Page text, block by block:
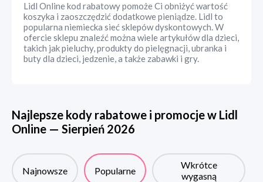
Lidl Online kod rabatowy pomoże Ci obniżyć wartość
koszyka i zaoszczędzić dodatkowe pieniądze. Lidl to
popularna niemiecka sieć sklepów dyskontowych. W
ofercie sklepu znaleźć można wiele artykułów dla dzieci,
takich jak pieluchy, produkty do pielęgnacji, ubranka i
buty dla dzieci, jedzenie, a także zabawki i gry.
Najlepsze kody rabatowe i promocje w Lidl
Online — Sierpień 2026
Najnowsze Popularne
Wkrótce
wygasną